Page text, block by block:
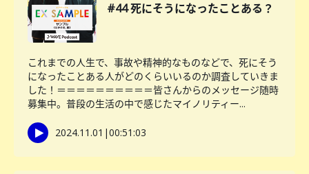
#44 死にそうになったことある？
これまでの人生で、事故や精神的なものなどで、死にそう
になったことある人がどのくらいいるのか調査していきま
した！＝＝＝＝＝＝＝＝＝＝皆さんからのメッセージ随時
募集中。普段の生活の中で感じたマイノリティー...
2024.11.01 |00:51:03